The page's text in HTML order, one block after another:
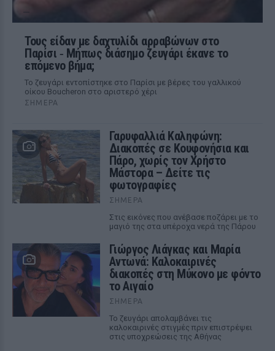
Τους είδαν με δαχτυλίδι αρραβώνων στο
Παρίσι ‑ Μήπως διάσημο ζευγάρι έκανε το
επόμενο βήμα;
Το ζευγάρι εντοπίστηκε στο Παρίσι με βέρες του γαλλικού
οίκου Boucheron στο αριστερό χέρι
ΣΉΜΕΡΑ
Γαρυφαλλιά Καληφώνη:
Διακοπές σε Κουφονήσια και
Πάρο, χωρίς τον Χρήστο
Μάστορα – Δείτε τις
φωτογραφίες
ΣΉΜΕΡΑ
Στις εικόνες που ανέβασε ποζάρει με το
μαγιό της στα υπέροχα νερά της Πάρου
Γιώργος Λιάγκας και Μαρία
Αντωνά: Καλοκαιρινές
διακοπές στη Μύκονο με φόντο
το Αιγαίο
ΣΉΜΕΡΑ
Το ζευγάρι απολαμβάνει τις
καλοκαιρινές στιγμές πριν επιστρέψει
στις υποχρεώσεις της Αθήνας